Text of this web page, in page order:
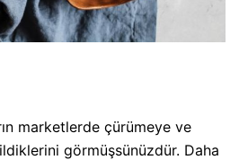
marketlerde çürümeye ve
görmüşsünüzdür. Daha